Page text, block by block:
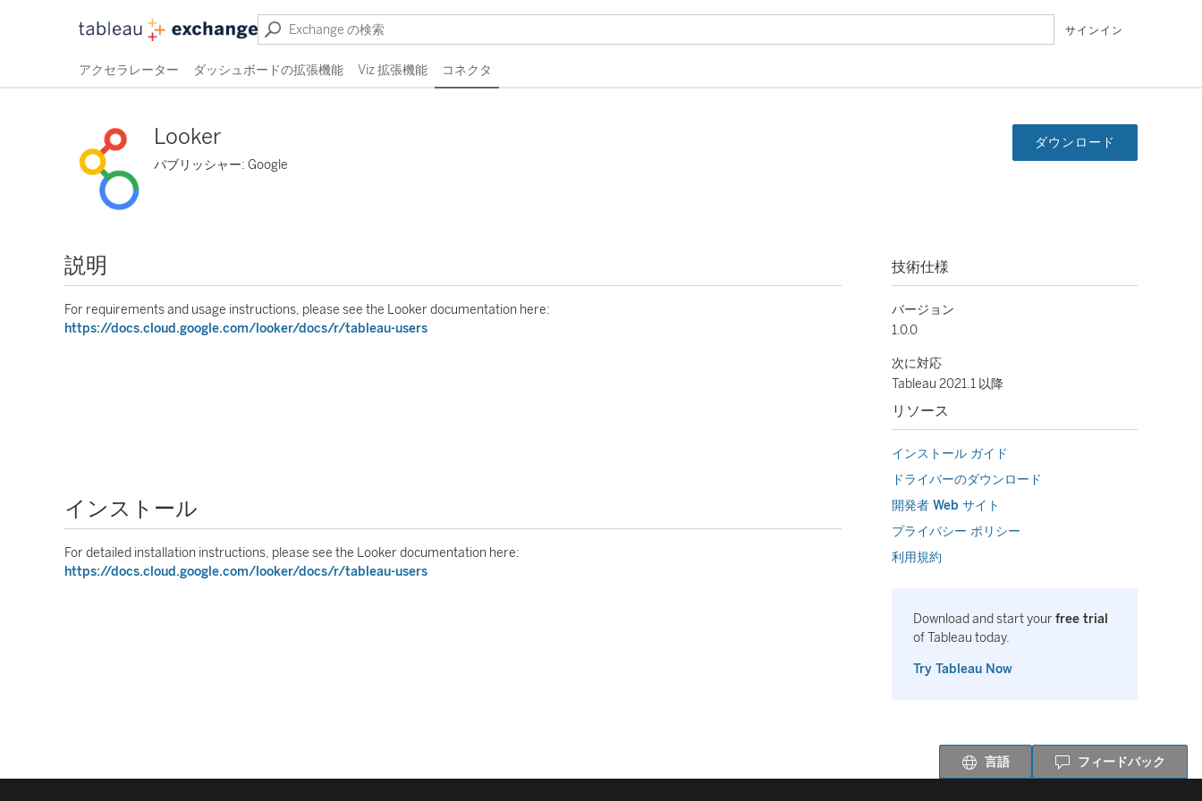
サインイン
アクセラレーター ダッシュボードの拡張機能 Viz 拡張機能 コネクタ
Looker
パブリッシャー: Google
ダウンロード
説明
For requirements and usage instructions, please see the Looker documentation here:
https://docs.cloud.google.com/looker/docs/r/tableau-users
インストール
For detailed installation instructions, please see the Looker documentation here:
https://docs.cloud.google.com/looker/docs/r/tableau-users
技術仕様
バージョン
1.0.0
次に対応
Tableau 2021.1 以降
リソース
インストール ガイド
ドライバーのダウンロード
開発者 Web サイト
プライバシー ポリシー
利用規約
Download and start yourfree trial
of Tableau today.
Try Tableau Now
言語 フィードバック